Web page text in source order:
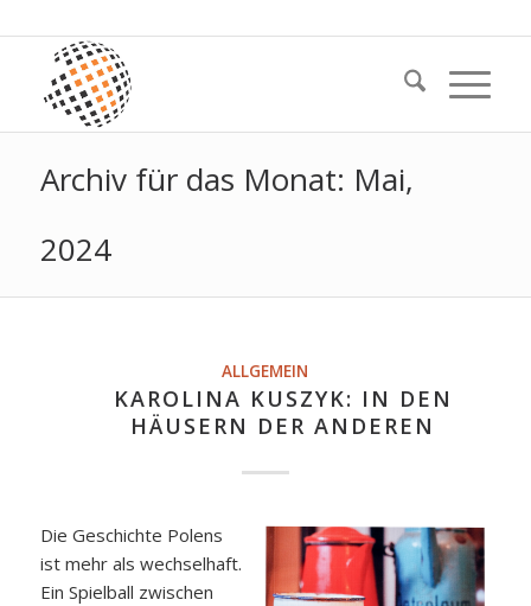
Archiv für das Monat: Mai,
2024
ALLGEMEIN
KAROLINA KUSZYK: IN DEN
HÄUSERN DER ANDEREN
Die Geschichte Polens
ist mehr als wechselhaft.
Ein Spielball zwischen